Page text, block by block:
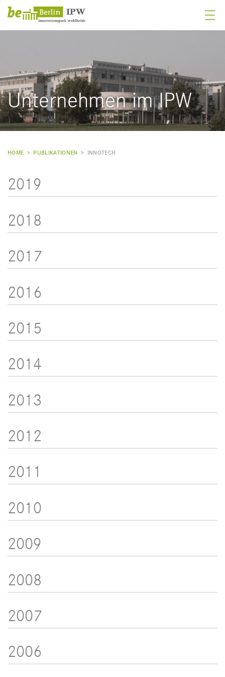
Unternehmen im IPW
HOME > PUBLIKATIONEN > INNOTECH
2019
2018
2017
2016
2015
2014
2013
2012
2011
2010
2009
2008
2007
2006